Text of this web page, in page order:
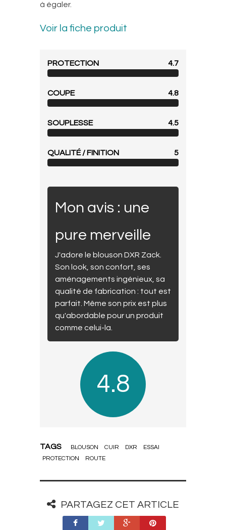
à égaler.
Voir la fiche produit
PROTECTION 4.7
COUPE 4.8
SOUPLESSE 4.5
QUALITÉ / FINITION 5
Mon avis : une
pure merveille
J'adore le blouson DXR Zack.
Son look, son confort, ses
aménagements ingénieux, sa
qualité de fabrication : tout est
parfait. Même son prix est plus
qu'abordable pour un produit
comme celui-la.
4.8
TAGS BLOUSON CUIR DXR
ESSAI
PROTECTION
ROUTE
PARTAGEZ CET ARTICLE